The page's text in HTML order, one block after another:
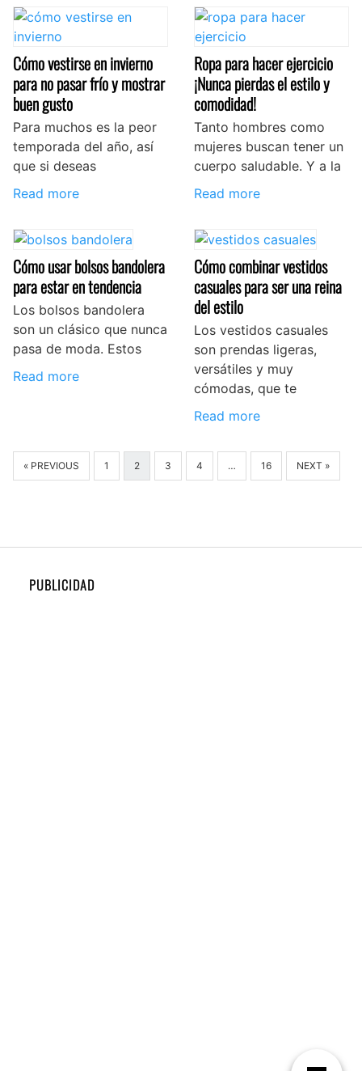
Cómo vestirse en invierno
para no pasar frío y mostrar
buen gusto
Para muchos es la peor
temporada del año, así
que si deseas
Read more
Ropa para hacer ejercicio
¡Nunca pierdas el estilo y
comodidad!
Tanto hombres como
mujeres buscan tener un
cuerpo saludable. Y a la
Read more
Cómo usar bolsos bandolera
para estar en tendencia
Los bolsos bandolera
son un clásico que nunca
pasa de moda. Estos
Read more
Cómo combinar vestidos
casuales para ser una reina
del estilo
Los vestidos casuales
son prendas ligeras,
versátiles y muy
cómodas, que te
Read more
« PREVIOUS 1 2 3 4 … 16 NEXT »
PUBLICIDAD